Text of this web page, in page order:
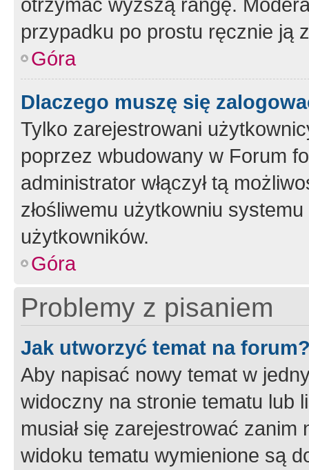
przypadku po prostu ręcznie ją
Góra
Dlaczego muszę się
Tylko zarejestrowani
poprzez wbudowany w Forum
administrator włączył tą
złośliwemu użytkowniu
użytkowników.
Góra
Problemy z pisaniem
Jak utworzyć temat na
Aby napisać nowy temat w
widoczny na stronie tematu lub
musiał się zarejestrować
widoku tematu wymienione są